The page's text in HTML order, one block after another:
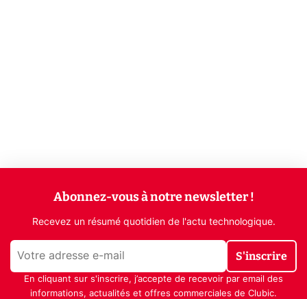
Abonnez-vous à notre newsletter !
Recevez un résumé quotidien de l'actu technologique.
S'inscrire
En cliquant sur s'inscrire, j’accepte de recevoir par email des
informations, actualités et offres commerciales de Clubic.